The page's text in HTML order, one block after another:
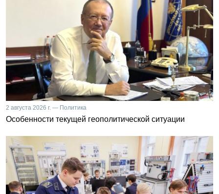
2 августа 2026 г. — Политика
Особенности текущей геополитической ситуации